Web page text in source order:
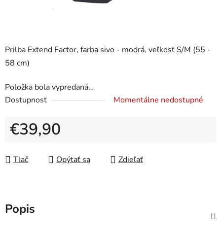
Prilba Extend Factor, farba sivo - modrá, veľkosť S/M (55 -
58 cm)
Položka bola vypredaná…
Dostupnosť
Momentálne nedostupné
€39,90
Tlač
Opýtať sa Zdieľať
Popis